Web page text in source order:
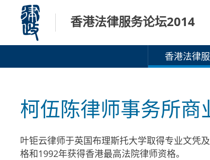
容
香港法律服务论坛2014
香港法律
柯伍陈律师事务所商
叶钜云律师于英国布理斯托大学取得专业文凭
格和1992年获得香港最高法院律师资格。